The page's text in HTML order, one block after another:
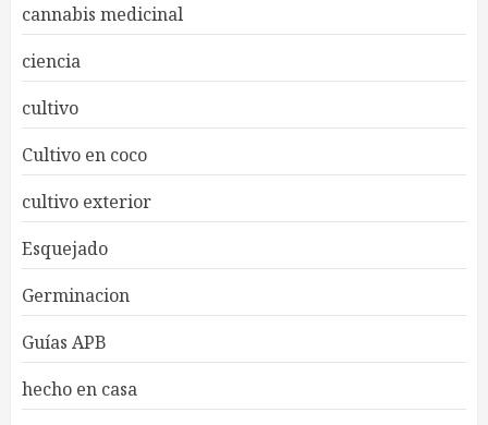
cannabis medicinal
ciencia
cultivo
Cultivo en coco
cultivo exterior
Esquejado
Germinacion
Guías APB
hecho en casa